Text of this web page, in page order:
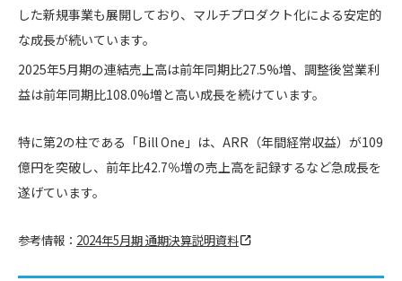
した新規事業も展開しており、マルチプロダクト化による安定的
な成長が続いています。
2025年5月期の連結売上高は前年同期比27.5%増、調整後営業利
益は前年同期比108.0%増と高い成長を続けています。
特に第2の柱である「Bill One」は、ARR（年間経常収益）が109
億円を突破し、前年比42.7％増の売上高を記録するなど急成長を
遂げています。
参考情報： 2024年5月期 通期決算説明資料